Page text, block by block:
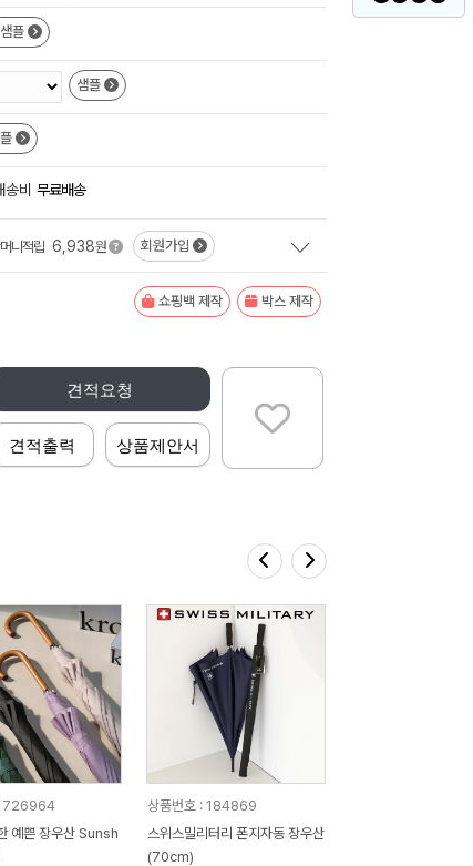
샘플
샘플
송비 무료배송
니적립 6,938원 회원가입
쇼핑백 제작 박스 제작
견적요청
견적출력 상품제안서
726964
예쁜 장우산 Sunsh
상품번호 : 184869
스위스밀리터리 폰지자동 장우산
(70cm)